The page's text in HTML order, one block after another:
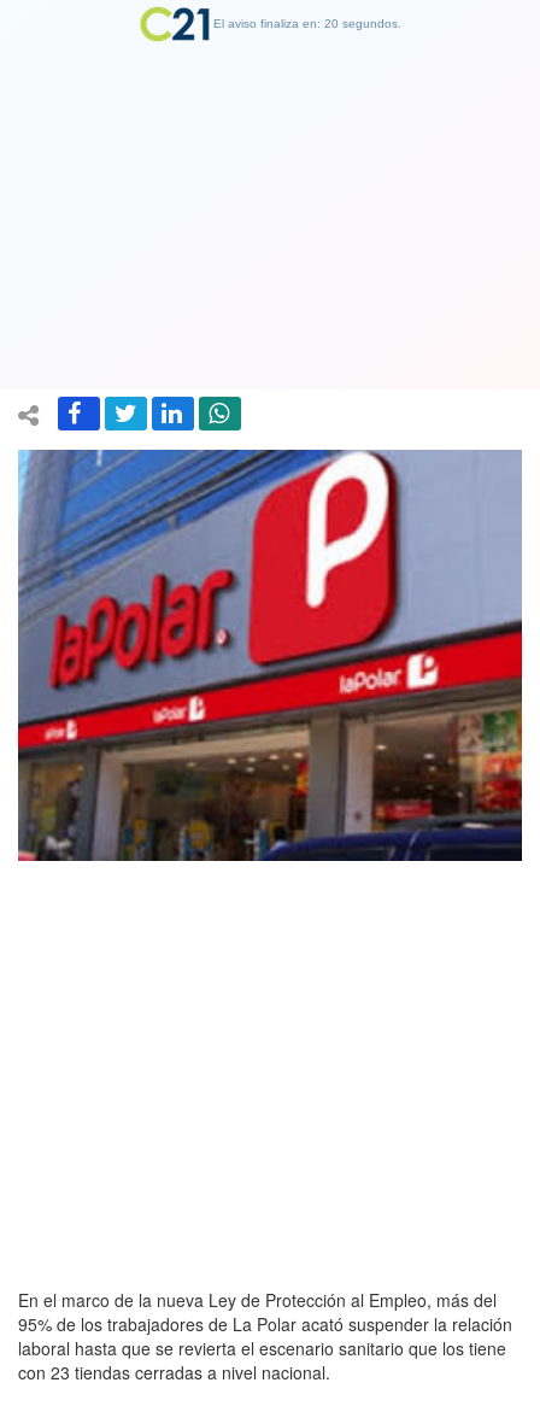
En el marco de la nueva Ley de Protección al Empleo, más del
95% de los trabajadores de La Polar acató suspender la relación
laboral hasta que se revierta el escenario sanitario que los tiene
con 23 tiendas cerradas a nivel nacional.
El aviso finaliza en: 19 segundos.